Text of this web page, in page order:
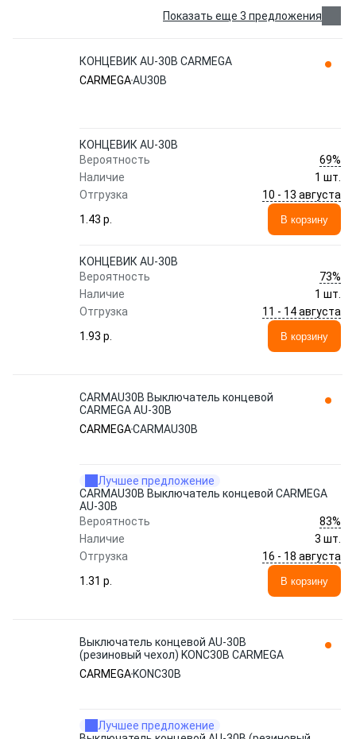
Показать еще 3 предложения
КОНЦЕВИК AU-30B CARMEGA
CARMEGAAU30B
КОНЦЕВИК AU-30B
Вероятность
69%
Наличие
1 шт.
Отгрузка
10 - 13 августа
1.43 p.
В корзину
КОНЦЕВИК AU-30B
Вероятность
73%
Наличие
1 шт.
Отгрузка
11 - 14 августа
1.93 p.
В корзину
CARMAU30B Выключатель концевой
CARMEGA AU-30B
CARMEGACARMAU30B
Лучшее предложение
CARMAU30B Выключатель концевой CARMEGA
AU-30B
Вероятность
83%
Наличие
3 шт.
Отгрузка
16 - 18 августа
1.31 p.
В корзину
Выключатель концевой AU-30В
(резиновый чехол) KONC30B CARMEGA
CARMEGA KONC30B
Лучшее предложение